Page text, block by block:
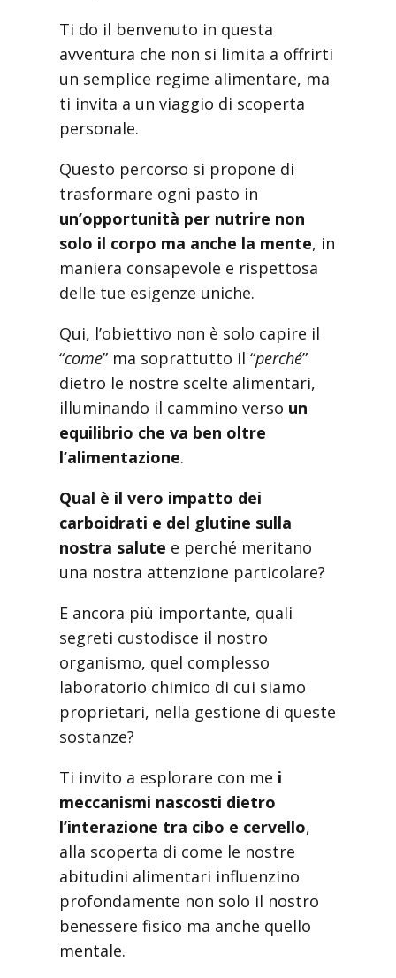
Ti do il benvenuto in questa
avventura che non si limita a offrirti
un semplice regime alimentare, ma
ti invita a un viaggio di scoperta
personale.
Questo percorso si propone di
trasformare ogni pasto in
un’opportunità per nutrire non
solo il corpo ma anche la mente, in
maniera consapevole e rispettosa
delle tue esigenze uniche.
Qui, l’obiettivo non è solo capire il
“come” ma soprattutto il “perché”
dietro le nostre scelte alimentari,
illuminando il cammino verso un
equilibrio che va ben oltre
l’alimentazione.
Qual è il vero impatto dei
carboidrati e del glutine sulla
nostra salute e perché meritano
una nostra attenzione particolare?
E ancora più importante, quali
segreti custodisce il nostro
organismo, quel complesso
laboratorio chimico di cui siamo
proprietari, nella gestione di queste
sostanze?
Ti invito a esplorare con me i
meccanismi nascosti dietro
l’interazione tra cibo e cervello,
alla scoperta di come le nostre
abitudini alimentari influenzino
profondamente non solo il nostro
benessere fisico ma anche quello
mentale.